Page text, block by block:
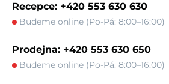
Recepce: +420 553 630 630
Budeme online (Po-Pá: 8:00–16:00)
Prodejna: +420 553 630 650
Budeme online (Po-Pá: 8:00–16:00)